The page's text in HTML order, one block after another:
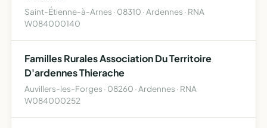
Saint-Étienne-à-Arnes · 08310 · Ardennes · RNA
W084000140
Familles Rurales Association Du Territoire
D'ardennes Thierache
Auvillers-les-Forges · 08260 · Ardennes · RNA
W084000252